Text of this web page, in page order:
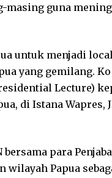
masing guna
untuk menjadi
yang gemilang.
Lecture)
di Istana Wapres,
para
wilayah Papua